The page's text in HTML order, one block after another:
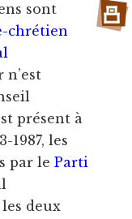
sont
chrétien
n’est
présent à
1987, les
par le Parti
les deux